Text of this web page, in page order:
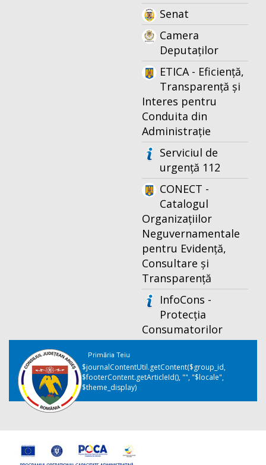
Senat
Camera
Deputaților
ETICA - Eficiență,
Transparență și
Interes pentru
Conduita din
Administrație
Serviciul de
urgență 112
CONECT -
Catalogul
Organizațiilor
Neguvernamentale
pentru Evidență,
Consultare și
Transparență
InfoCons -
Protecția
Consumatorilor
Primăria Teiu
$journalContentUtil.getContent($group_id,
$footerContent.getArticleId(), "", "$locale",
$theme_display)